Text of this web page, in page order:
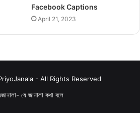
Facebook Captions
April 21, 2023
- All Rights Reserved
যে জানালা কথা বলে